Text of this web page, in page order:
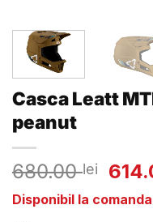
Casca Leatt
peanut
680.00lei
a
Disponibil la